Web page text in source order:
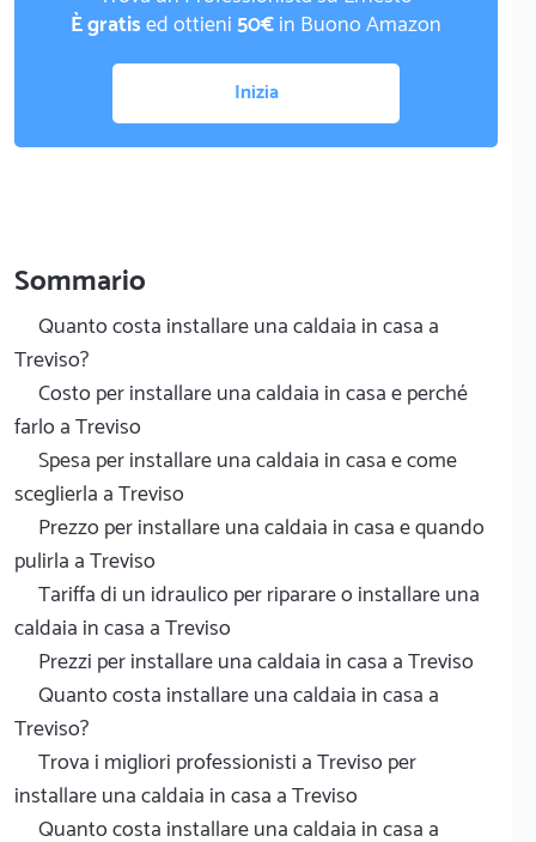
È gratised ottieni50€in Buono Amazon
Inizia
Sommario
Quanto costa installare una caldaia in casa a
Treviso?
Costo per installare una caldaia in casa e perché
farlo a Treviso
Spesa per installare una caldaia in casa e come
sceglierla a Treviso
Prezzo per installare una caldaia in casa e quando
pulirla a Treviso
Tariffa di un idraulico per riparare o installare una
caldaia in casa a Treviso
Prezzi per installare una caldaia in casa a Treviso
Quanto costa installare una caldaia in casa a
Treviso?
Trova i migliori professionisti a Treviso per
installare una caldaia in casa a Treviso
Quanto costa installare una caldaia in casa a